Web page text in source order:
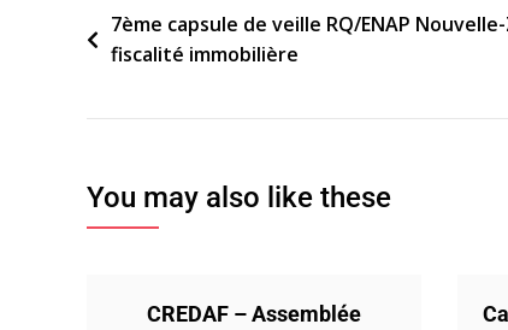
Navigation
de
7ème capsule de veille RQ/ENAP
fiscalité immobilière
You may also like these
CREDAF – Assemblée